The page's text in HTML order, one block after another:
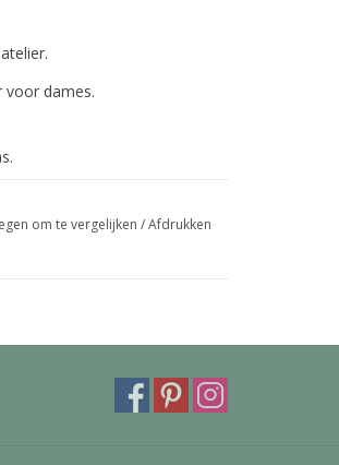
voor dames.
voorzien worden van een
om te vergelijken /Afdrukken